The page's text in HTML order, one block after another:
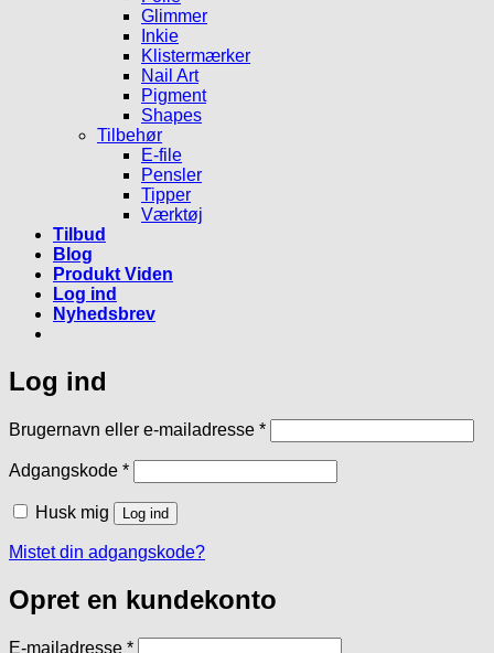
Glimmer
Inkie
Klistermærker
Nail Art
Pigment
Shapes
Tilbehør
E-file
Pensler
Tipper
Værktøj
Tilbud
Blog
Produkt Viden
Log ind
Nyhedsbrev
Log ind
Brugernavn eller e-mailadresse *Påkrævet
Adgangskode *Påkrævet
Husk mig Log ind
Mistet din adgangskode?
Opret en kundekonto
E-mailadresse *Påkrævet